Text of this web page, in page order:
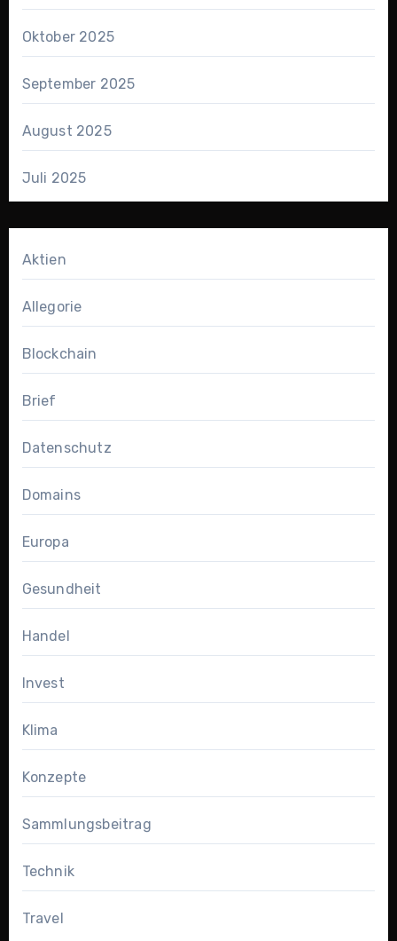
Oktober 2025
September 2025
August 2025
Juli 2025
Aktien
Allegorie
Blockchain
Brief
Datenschutz
Domains
Europa
Gesundheit
Handel
Invest
Klima
Konzepte
Sammlungsbeitrag
Technik
Travel